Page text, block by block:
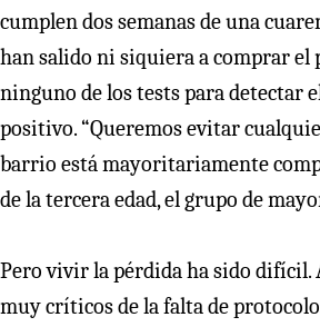
cumplen dos semanas de una
han salido ni siquiera a comprar el
ninguno de los tests para detectar
positivo. “Queremos evitar
barrio está mayoritariamente
de la tercera edad, el grupo de
Pero vivir la pérdida ha sido
muy críticos de la falta de